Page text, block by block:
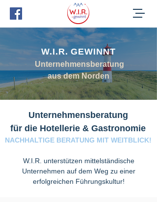
W.I.R. GEWINNT
Unternehmensberatung
aus dem Norden
Unternehmensberatung
für die Hotellerie & Gastronomie
NACHHALTIGE BERATUNG MIT WEITBLICK!
W.I.R. unterstützen mittelständische
Unternehmen auf dem Weg zu einer
erfolgreichen Führungskultur!